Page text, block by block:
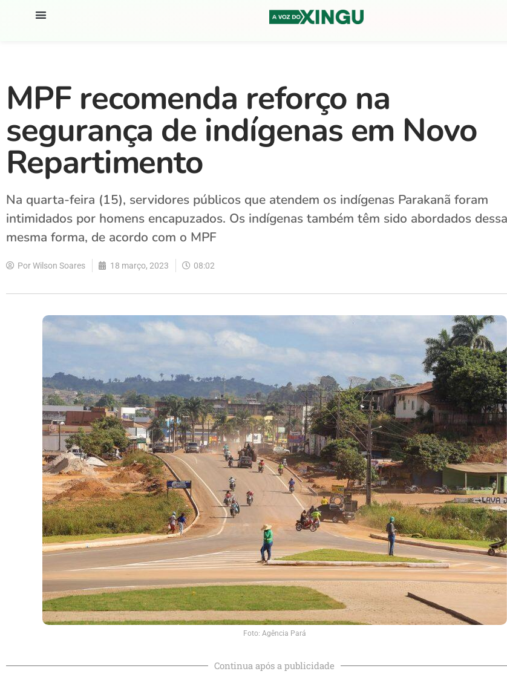
MPF recomenda reforço na
segurança de indígenas em Novo
Repartimento
Na quarta-feira (15), servidores públicos que atendem os indígenas Parakanã foram
intimidados por homens encapuzados. Os indígenas também têm sido abordados dessa
mesma forma, de acordo com o MPF
PorWilson Soares 18 março, 2023 08:02
Foto: Agência Pará
Continua após a publicidade